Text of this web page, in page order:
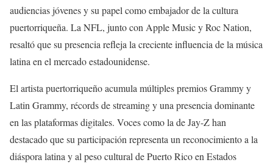
audiencias jóvenes y su papel como embajador de la cultura
puertorriqueña. La NFL, junto con Apple Music y Roc Nation,
resaltó que su presencia refleja la creciente influencia de la música
latina en el mercado estadounidense.
El artista puertorriqueño acumula múltiples premios Grammy y
Latin Grammy, récords de streaming y una presencia dominante
en las plataformas digitales. Voces como la de Jay-Z han
destacado que su participación representa un reconocimiento a la
diáspora latina y al peso cultural de Puerto Rico en Estados